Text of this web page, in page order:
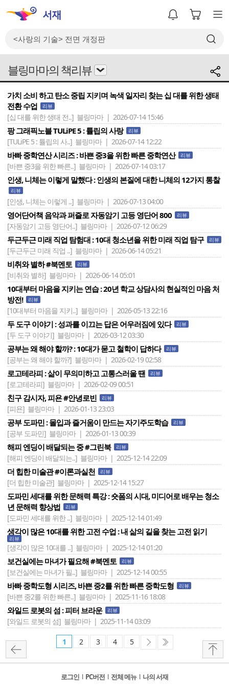
블링마마의 책리뷰
가치 소비 하고 탄소 중립 지키며 녹색 일자리 찾는 십 대를 위한 생태
전환 수업
리뷰
[십 대를 위한 생태 전..] 블링마마 | 2026-07-14 15:46
팡 그래픽노블 TULiPE 5 : 튤립의 사랑 리뷰
[TULiPE 5 : 튤립의 사..] 블링마마 | 2026-07-14 12:22
바빠 중학연산 시리즈 : 바쁜 중3을 위한 빠른 중학연산 리뷰
[바쁜 중3을 위한 빠른..] 블링마마 | 2026-07-14 03:17
인생, 니체는 이렇게 말했다 : 인생의 본질에 대한 니체의 12가지 통찰
리뷰
[인생, 니체는 이렇게 ..] 블링마마 | 2026-07-13 04:00
영어단어책 음악과 퍼즐로 자동암기 고등 영단어 800 리뷰
[자동암기 고등 영단어..] 블링마마 | 2026-07-12 06:29
두근두근 미래 직업 탐험대 : 10대 청소년을 위한 미래 직업 탐구 리뷰
[두근두근 미래 직업 ..] 블링마마 | 2026-06-14 05:21
비취와 별하 #북멘토 리뷰
[비취와 별하] 블링마마 | 2026-06-14 05:01
10대부터 마음을 지키는 연습 : 20년 학교 상담사의 현실적인 마음 처
방전!
리뷰
[10대부터 마음을 지키..] 블링마마 | 2026-05-13 22:16
두 도구 이야기 : 성과를 이끄는 답은 어우러짐에 있다 리뷰
[두 도구 이야기] 블링마마 | 2026-03-12 03:30
공부는 왜 해야 할까? : 10대가 묻고 철학이 답하다 리뷰
[공부는 왜 해야 할까?] 블링마마 | 2026-02-19 02:58
로고테라피 : 삶이 무의미하고 고통스러울 땐 리뷰
[로고테라피] 블링마마 | 2026-02-09 00:51
친구 감시자, 피욘 #안녕로빈 리뷰
[피욘] 블링마마 | 2026-01-13 23:03
공부 도파민 : 몰입과 즐거움이 만드는 자기주도학습 리뷰
[공부 도파민] 블링마마 | 2026-01-13 00:39
해피 엔딩이 배달되는 중 #그린북 리뷰
[해피 엔딩이 배달되는..] 블링마마 | 2025-12-14 22:09
더 힙한 미술관 #이론과실천 리뷰
[더 힙한 미술관] 블링마마 | 2025-12-14 15:27
도파민 세대를 위한 문해력 특강 : 숏폼의 시대, 미디어로 배우는 청소
년 문해력 향상법
리뷰
[도파민 세대를 위한 ..] 블링마마 | 2025-12-14 01:49
생각이 많은 10대를 위한 고전 수업 : 내 삶의 길을 찾는 고전 읽기
리뷰
[생각이 많은 10대를 ..] 블링마마 | 2025-12-14 01:20
보건실에는 마녀가 필요해 #북멘토 리뷰
[보건실에는 마녀가 필..] 블링마마 | 2025-12-14 00:55
바빠 중학도형 시리즈, 바쁜 중2를 위한 빠른 중학도형 리뷰
[바쁜 중2를 위한 빠른..] 블링마마 | 2025-11-16 18:08
와일드 로봇의 섬 : 피터 브라운 리뷰
[와일드 로봇의 섬] 블링마마 | 2025-11-14 03:09
1 2 3 4 5
로그인 l PC버전 l 전체 메뉴 l 나의 서재